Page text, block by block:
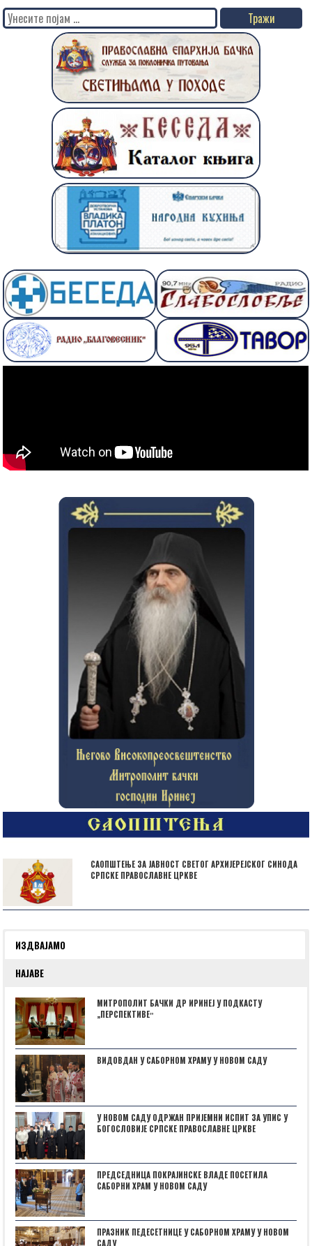
Search
for:
САОПШТЕЊЕ ЗА ЈАВНОСТ СВЕТОГ АРХИЈЕРЕЈСКОГ СИНОДА
СРПСКЕ ПРАВОСЛАВНЕ ЦРКВЕ
ИЗДВАЈАМО
НАЈАВЕ
МИТРОПОЛИТ БАЧКИ ДР ИРИНЕЈ У ПОДКАСТУ
„ПЕРСПЕКТИВЕˮ
ВИДОВДАН У САБОРНОМ ХРАМУ У НОВОМ САДУ
У НОВОМ САДУ ОДРЖАН ПРИЈЕМНИ ИСПИТ ЗА УПИС У
БОГОСЛОВИЈЕ СРПСКЕ ПРАВОСЛАВНЕ ЦРКВЕ
ПРЕДСЕДНИЦА ПОКРАЈИНСКЕ ВЛАДЕ ПОСЕТИЛА
САБОРНИ ХРАМ У НОВОМ САДУ
ПРАЗНИК ПЕДЕСЕТНИЦЕ У САБОРНОМ ХРАМУ У НОВОМ
САДУ